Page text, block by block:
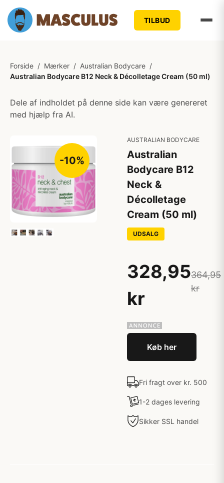
TILBUD
Forside / Mærker / Australian Bodycare /
Australian Bodycare B12 Neck & Décolletage Cream (50 ml)
Dele af indholdet på denne side kan være genereret
med hjælp fra AI.
-10%
AUSTRALIAN BODYCARE
Australian
Bodycare B12
Neck &
Décolletage
Cream (50 ml)
UDSALG
328,95
kr
364,95
kr
Køb her
Fri fragt over kr. 500
1-2 dages levering
Sikker SSL handel